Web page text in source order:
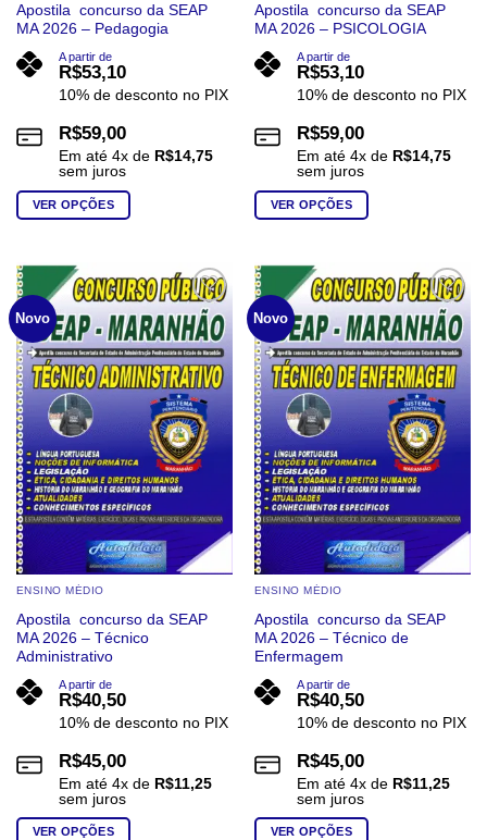
Apostila concurso da SEAP
MA 2026 – Pedagogia
A partir de
R$53,10
10% de desconto no PIX
R$59,00
Em até 4x de R$14,75
sem juros
VER OPÇÕES
tem
várias
variantes.
As
opções
podem
ser
escolhidas
na
página
do
produto
Apostila concurso da SEAP
MA 2026 – PSICOLOGIA
A partir de
R$53,10
10% de desconto no PIX
R$59,00
Em até 4x de R$14,75
sem juros
VER OPÇÕES
tem
várias
variantes.
As
opções
podem
ser
escolhidas
na
página
do
produto
Novo
Add to
wishlist
ENSINO MÉDIO
Apostila concurso da SEAP
MA 2026 – Técnico
Administrativo
A partir de
R$40,50
10% de desconto no PIX
R$45,00
Em até 4x de R$11,25
sem juros
VER OPÇÕES
Novo
Add to
wishlist
ENSINO MÉDIO
Apostila concurso da SEAP
MA 2026 – Técnico de
Enfermagem
A partir de
R$40,50
10% de desconto no PIX
R$45,00
Em até 4x de R$11,25
sem juros
VER OPÇÕES